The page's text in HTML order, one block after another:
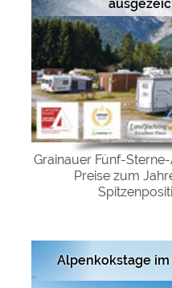
Grainauer Fünf-
Preise zum
Alpenkokstage